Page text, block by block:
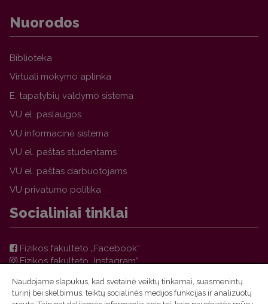
Nuorodos
Biblioteka
Virtuali mokymo aplinka
E. tapatybių valdymo sistema
VU el. paslaugos
VU informacinė sistema
VU el. paštas studentams
VU el. paštas darbuotojams
VU privatumo politika
Socialiniai tinklai
Fizikos fakulteto „Facebook“
Fizikos fakulteto „Instagram“
VU FF TFAI Molėtų astronomijos observatorijos
„Facebook“
Naudojame slapukus, kad svetainė veiktų tinkamai, suasmenintų
turinį bei skelbimus, teiktų socialinės medijos funkcijas ir analizuotų